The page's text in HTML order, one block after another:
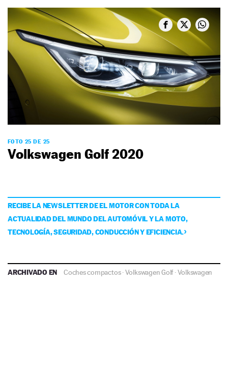
FOTO 25 DE 25
Volkswagen Golf 2020
RECIBE LA NEWSLETTER DE EL MOTOR CON TODA LA
ACTUALIDAD DEL MUNDO DEL AUTOMÓVIL Y LA MOTO,
TECNOLOGÍA, SEGURIDAD, CONDUCCIÓN Y EFICIENCIA.
ARCHIVADO EN Coches compactos·Volkswagen Golf ·Volkswagen